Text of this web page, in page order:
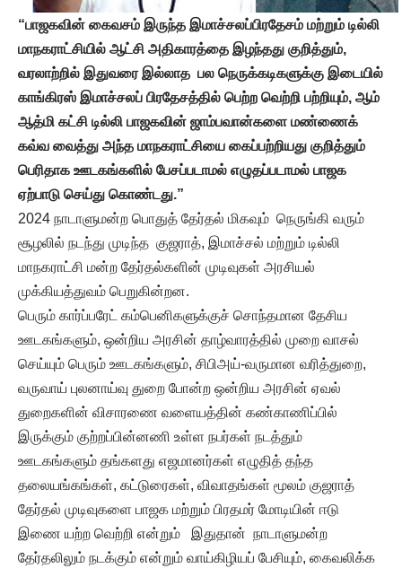
“பாஜகவின் கைவசம் இருந்த இமாச்சலப்பிரதேசம் மற்றும் டில்லி
மாநகராட்சியில் ஆட்சி அதிகாரத்தை இழந்தது குறித்தும்,
வரலாற்றில் இதுவரை இல்லாத பல நெருக்கடிகளுக்கு இடையில்
காங்கிரஸ் இமாச்சலப் பிரதேசத்தில் பெற்ற வெற்றி பற்றியும், ஆம்
ஆத்மி கட்சி டில்லி பாஜகவின் ஜாம்பவான்களை மண்ணைக்
கவ்வ வைத்து அந்த மாநகராட்சியை கைப்பற்றியது குறித்தும்
பெரிதாக ஊடகங்களில் பேசப்படாமல் எழுதப்படாமல் பாஜக
ஏற்பாடு செய்து கொண்டது.”
2024 நாடாளுமன்ற பொதுத் தேர்தல் மிகவும் நெருங்கி வரும்
சூழலில் நடந்து முடிந்த குஜராத், இமாச்சல் மற்றும் டில்லி
மாநகராட்சி மன்ற தேர்தல்களின் முடிவுகள் அரசியல்
முக்கியத்துவம் பெறுகின்றன.
பெரும் கார்ப்பரேட் கம்பெனிகளுக்குச் சொந்தமான தேசிய
ஊடகங்களும், ஒன்றிய அரசின் தாழ்வாரத்தில் முறை வாசல்
செய்யும் பெரும் ஊடகங்களும், சிபிஅய்-வருமான வரித்துறை,
வருவாய் புலனாய்வு துறை போன்ற ஒன்றிய அரசின் ஏவல்
துறைகளின் விசாரணை வளையத்தின் கண்காணிப்பில்
இருக்கும் குற்றப்பின்னணி உள்ள நபர்கள் நடத்தும்
ஊடகங்களும் தங்களது எஜமானர்கள் எழுதித் தந்த
தலையங்கங்கள், கட்டுரைகள், விவாதங்கள் மூலம் குஜராத்
தேர்தல் முடிவுகளை பாஜக மற்றும் பிரதமர் மோடியின் ஈடு
இணை யற்ற வெற்றி என்றும் இதுதான் நாடாளுமன்ற
தேர்தலிலும் நடக்கும் என்றும் வாய்கிழியப் பேசியும், கைவலிக்க